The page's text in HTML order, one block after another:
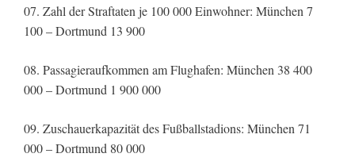
07. Zahl der Straftaten je 100 000 Einwohner: München 7
100 – Dortmund 13 900
08. Passagieraufkommen am Flughafen: München 38 400
000 – Dortmund 1 900 000
09. Zuschauerkapazität des Fußballstadions: München 71
000 – Dortmund 80 000